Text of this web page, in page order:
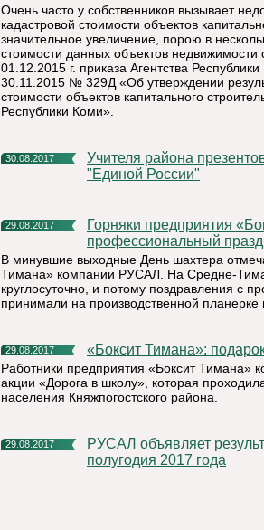
Очень часто у собственников вызывает
кадастровой стоимости объектов
значительное увеличение, порою в
стоимости данных объектов недвижимости
01.12.2015 г. приказа Агентства
30.11.2015 № 329Д «Об утверждении
стоимости объектов капитального
Республики Коми».
30.08.2017
Учителя района презентовали дневники школьника от
"Единой России"
29.08.2017
Горняки предприятия «Боксит Тимана» отметили
профессиональный
В минувшие выходные День шахтера
Тимана» компании РУСАЛ. На Средне-
круглосуточно, и потому поздравления с
принимали на производственной планерке
29.08.2017 «Боксит Тимана»:
Работники предприятия «Боксит Тимана»
акции «Дорога в школу», которая
населения Княжпогостского района.
29.08.2017
РУСАЛ объявляет результаты второго квартала и первого
полугодия 2017 года